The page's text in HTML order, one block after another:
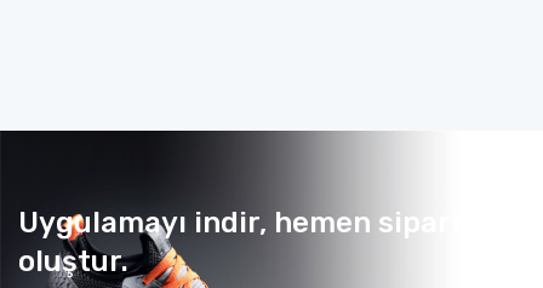
Uygulamayı indir, hemen sipariş
oluştur.